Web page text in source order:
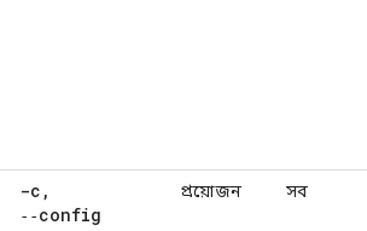
-c ,
‑‑config
প্রয়োজন সব